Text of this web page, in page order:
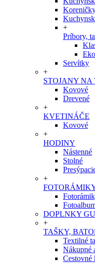
+
Príbory,
Servítky
+
STOJANY NA
Kovové
Drevené
+
KVETINÁČE
Kovové
+
HODINY
Nástenné
Stolné
+
DOPLNKY
+
TAŠKY,
Textilné
Nákupné
Cestovné